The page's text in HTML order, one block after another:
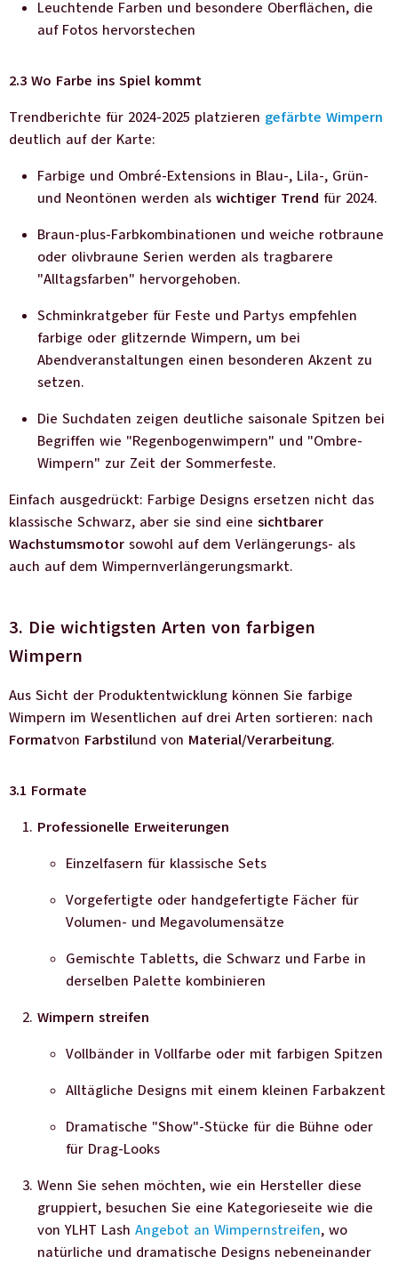
Leuchtende Farben und besondere Oberflächen, die
auf Fotos hervorstechen
2.3 Wo Farbe ins Spiel kommt
Trendberichte für 2024-2025 platzieren gefärbte Wimpern
deutlich auf der Karte:
Farbige und Ombré-Extensions in Blau-, Lila-, Grün-
und Neontönen werden als wichtiger Trend für 2024.
Braun-plus-Farbkombinationen und weiche rotbraune
oder olivbraune Serien werden als tragbarere
"Alltagsfarben" hervorgehoben.
Schminkratgeber für Feste und Partys empfehlen
farbige oder glitzernde Wimpern, um bei
Abendveranstaltungen einen besonderen Akzent zu
setzen.
Die Suchdaten zeigen deutliche saisonale Spitzen bei
Begriffen wie "Regenbogenwimpern" und "Ombre-
Wimpern" zur Zeit der Sommerfeste.
Einfach ausgedrückt: Farbige Designs ersetzen nicht das
klassische Schwarz, aber sie sind eine sichtbarer
Wachstumsmotor sowohl auf dem Verlängerungs- als
auch auf dem Wimpernverlängerungsmarkt.
3. Die wichtigsten Arten von farbigen
Wimpern
Aus Sicht der Produktentwicklung können Sie farbige
Wimpern im Wesentlichen auf drei Arten sortieren: nach
Formatvon Farbstilund von Material/Verarbeitung.
3.1 Formate
Professionelle Erweiterungen
Einzelfasern für klassische Sets
Vorgefertigte oder handgefertigte Fächer für
Volumen- und Megavolumensätze
Gemischte Tabletts, die Schwarz und Farbe in
derselben Palette kombinieren
Wimpern streifen
Vollbänder in Vollfarbe oder mit farbigen Spitzen
Alltägliche Designs mit einem kleinen Farbakzent
Dramatische "Show"-Stücke für die Bühne oder
für Drag-Looks
Wenn Sie sehen möchten, wie ein Hersteller diese
gruppiert, besuchen Sie eine Kategorieseite wie die
von YLHT Lash Angebot an Wimpernstreifen, wo
natürliche und dramatische Designs nebeneinander